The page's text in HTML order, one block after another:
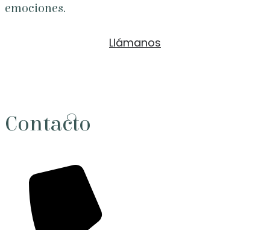
emociones.
Llámanos
Contacto